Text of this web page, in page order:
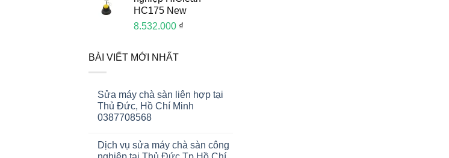
HC175 New
8.532.000 ₫
BÀI VIẾT MỚI NHẤT
Sửa máy chà sàn liên hợp tại
Thủ Đức, Hồ Chí Minh
0387708568
Dịch vụ sửa máy chà sàn công